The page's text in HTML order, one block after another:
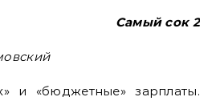
Самый сок 2
и «бюджетные» зарплаты.